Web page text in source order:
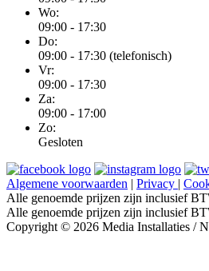
Wo:
09:00 - 17:30
Do:
09:00 - 17:30 (telefonisch)
Vr:
09:00 - 17:30
Za:
09:00 - 17:00
Zo:
Gesloten
Algemene voorwaarden | Privacy |
Alle genoemde prijzen zijn inclusief
Alle genoemde prijzen zijn inclusief
Copyright © 2026 Media Installaties /